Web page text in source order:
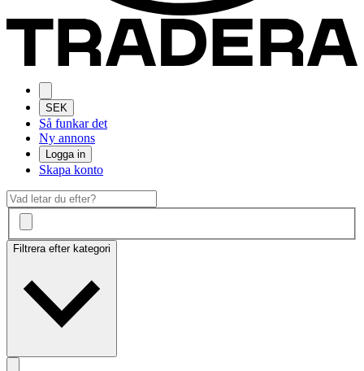
SEK
Så funkar det
Ny annons
Logga in
Skapa konto
Filtrera efter kategori